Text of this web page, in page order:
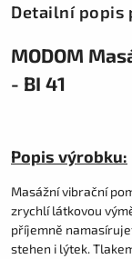
Detailní popis
MODOM
- BI 41
Popis výrobku:
Masážní vibrační
zrychlí látkovou
příjemně
stehen i lýtek.